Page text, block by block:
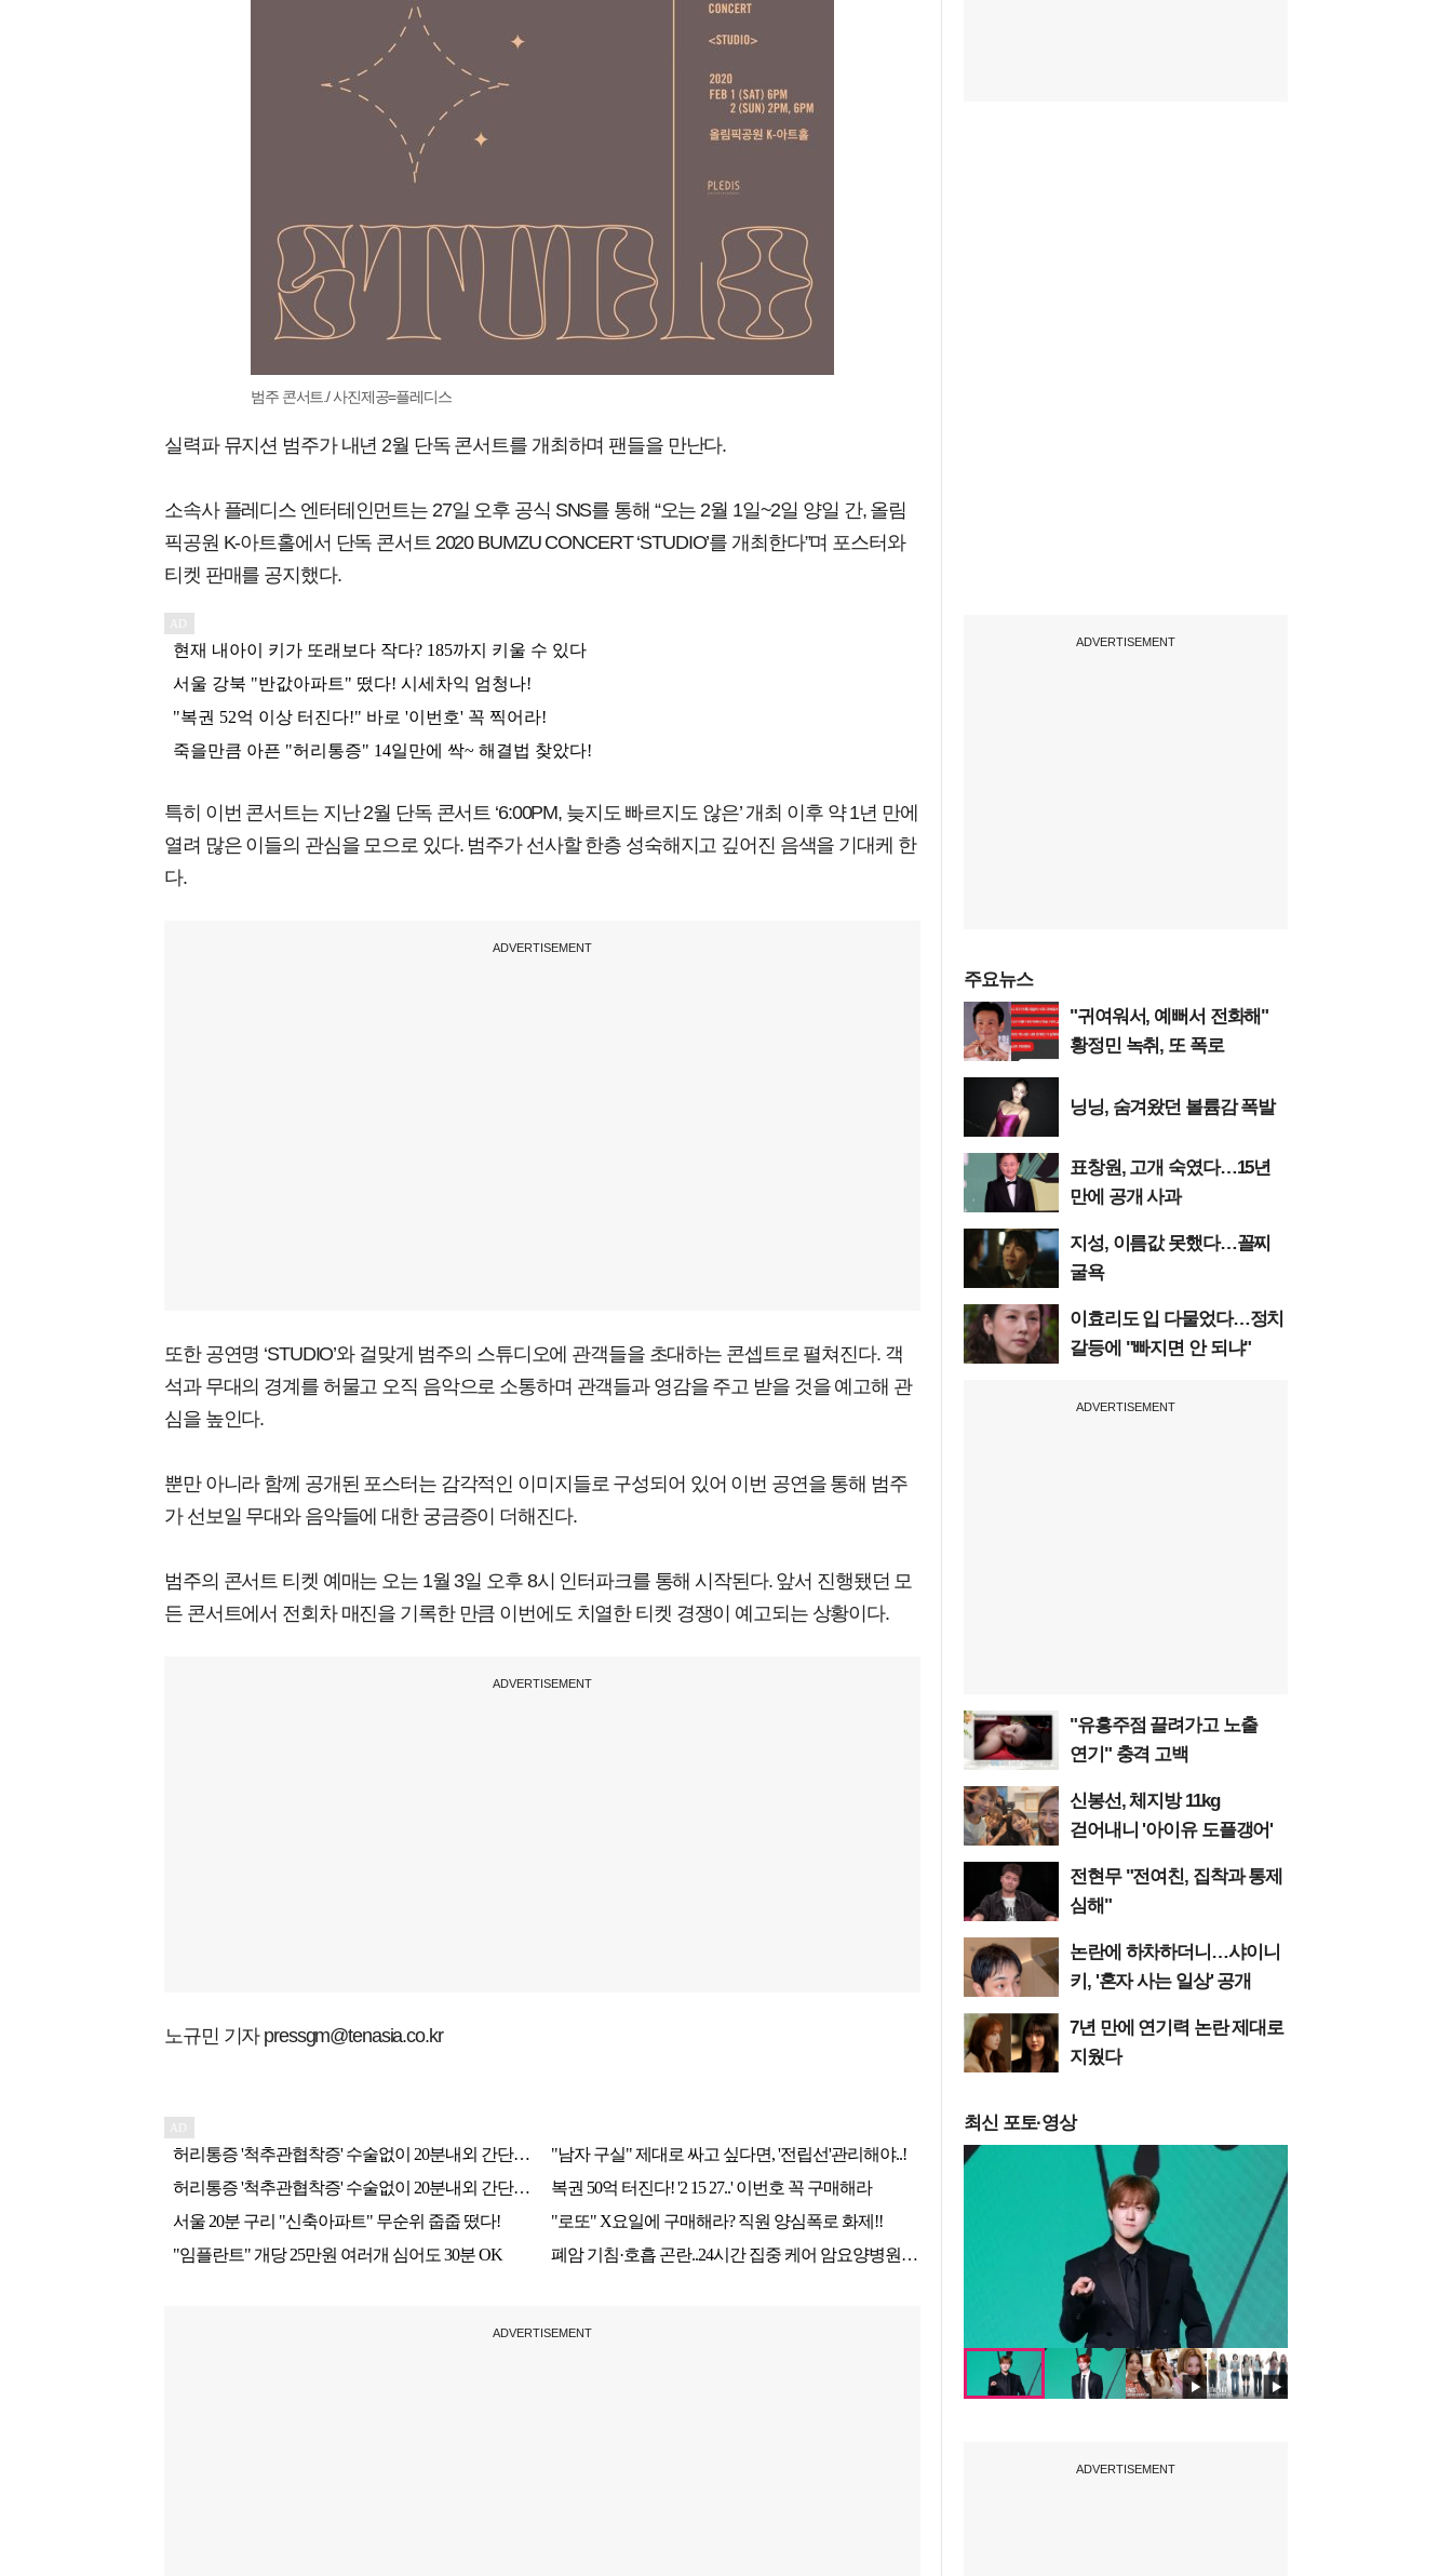
범주 콘서트./ 사진제공=플레디스
실력파 뮤지션 범주가 내년 2월 단독 콘서트를 개최하며 팬들을 만난다.
소속사 플레디스 엔터테인먼트는 27일 오후 공식 SNS를 통해 “오는 2월 1일~2일 양일 간, 올림
픽공원 K-아트홀에서 단독 콘서트 2020 BUMZU CONCERT ‘STUDIO’를 개최한다”며 포스터와
티켓 판매를 공지했다.
특히 이번 콘서트는 지난 2월 단독 콘서트 ‘6:00PM, 늦지도 빠르지도 않은’ 개최 이후 약 1년 만에
열려 많은 이들의 관심을 모으로 있다. 범주가 선사할 한층 성숙해지고 깊어진 음색을 기대케 한
다.
ADVERTISEMENT
또한 공연명 ‘STUDIO’와 걸맞게 범주의 스튜디오에 관객들을 초대하는 콘셉트로 펼쳐진다. 객
석과 무대의 경계를 허물고 오직 음악으로 소통하며 관객들과 영감을 주고 받을 것을 예고해 관
심을 높인다.
뿐만 아니라 함께 공개된 포스터는 감각적인 이미지들로 구성되어 있어 이번 공연을 통해 범주
가 선보일 무대와 음악들에 대한 궁금증이 더해진다.
범주의 콘서트 티켓 예매는 오는 1월 3일 오후 8시 인터파크를 통해 시작된다. 앞서 진행됐던 모
든 콘서트에서 전회차 매진을 기록한 만큼 이번에도 치열한 티켓 경쟁이 예고되는 상황이다.
ADVERTISEMENT
노규민 기자 pressgm@tenasia.co.kr
ADVERTISEMENT
ADVERTISEMENT
주요뉴스
"귀여워서, 예뻐서 전화해"
황정민 녹취, 또 폭로
닝닝, 숨겨왔던 볼륨감 폭발
표창원, 고개 숙였다…15년
만에 공개 사과
지성, 이름값 못했다…꼴찌
굴욕
이효리도 입 다물었다…정치
갈등에 "빠지면 안 되냐"
ADVERTISEMENT
"유흥주점 끌려가고 노출
연기" 충격 고백
신봉선, 체지방 11kg
걷어내니 '아이유 도플갱어'
전현무 "전여친, 집착과 통제
심해"
논란에 하차하더니…샤이니
키, '혼자 사는 일상' 공개
7년 만에 연기력 논란 제대로
지웠다
최신 포토·영상
ADVERTISEMENT